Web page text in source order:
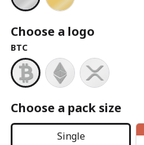
Choose a logo
BTC
Choose a pack size
Single